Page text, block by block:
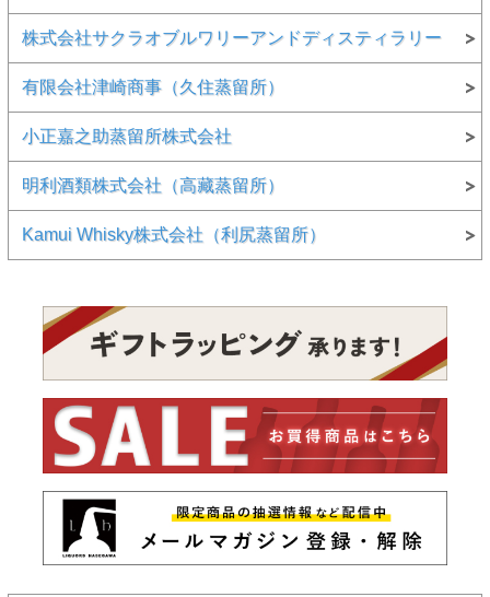
株式会社サクラオブルワリーアンドディスティラリー
有限会社津崎商事（久住蒸留所）
小正嘉之助蒸留所株式会社
明利酒類株式会社（高藏蒸留所）
Kamui Whisky株式会社（利尻蒸留所）